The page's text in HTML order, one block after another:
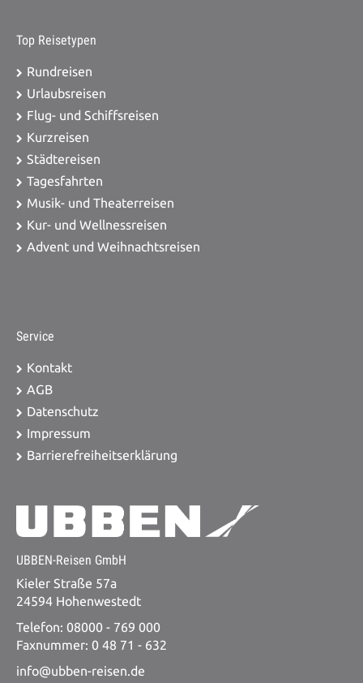
Top Reisetypen
Rundreisen
Urlaubsreisen
Flug- und Schiffsreisen
Kurzreisen
Städtereisen
Tagesfahrten
Musik- und Theaterreisen
Kur- und Wellnessreisen
Advent und Weihnachtsreisen
Service
Kontakt
AGB
Datenschutz
Impressum
Barrierefreiheitserklärung
UBBEN-Reisen GmbH
Kieler Straße 57a
24594 Hohenwestedt
Telefon: 08000 - 769 000
Faxnummer: 0 48 71 - 632
info@ubben-reisen.de